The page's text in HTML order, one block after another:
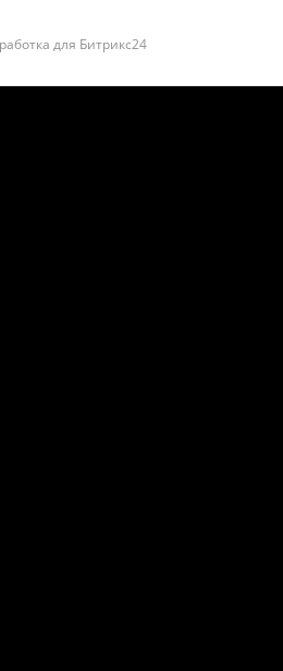
для Битрикс24